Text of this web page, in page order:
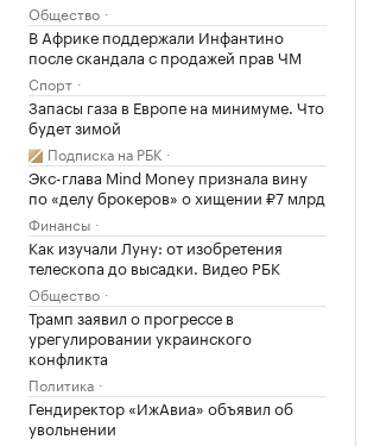
Общество
В Африке поддержали Инфантино
после скандала с продажей прав ЧМ
Спорт
Запасы газа в Европе на минимуме. Что
будет зимой
Подписка на РБК
Экс-глава Mind Money признала вину
по «делу брокеров» о хищении ₽7 млрд
Финансы
Как изучали Луну: от изобретения
телескопа до высадки. Видео РБК
Общество
Трамп заявил о прогрессе в
урегулировании украинского
конфликта
Политика
Гендиректор «ИжАвиа» объявил об
увольнении